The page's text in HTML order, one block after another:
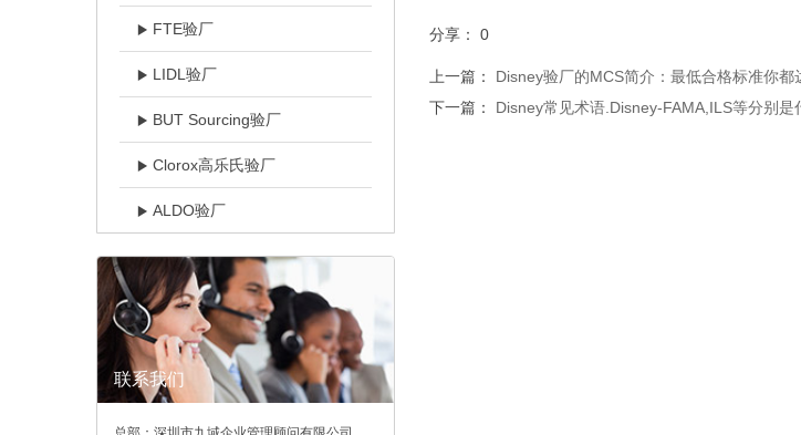
FTE验厂
LIDL验厂
BUT Sourcing验厂
Clorox高乐氏验厂
ALDO验厂
联系我们
分享： 0
上一篇：
Disney验厂的MCS简介：最低合格标准你都
下一篇：
Disney常见术语.Disney-FAMA,ILS等分别是